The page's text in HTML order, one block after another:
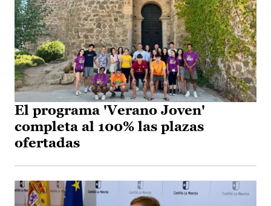
El programa 'Verano Joven'
completa al 100% las plazas
ofertadas